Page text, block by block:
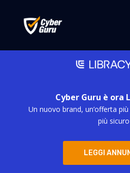
Cyber Guru è ora
Un nuovo brand, un’offerta
più sicuro
LEGGI